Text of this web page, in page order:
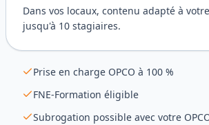
Dans vos locaux, contenu adapté à
jusqu'à 10 stagiaires.
Prise en charge OPCO à 100 %
FNE-Formation éligible
Subrogation possible avec votre